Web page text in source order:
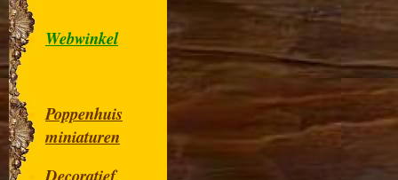
Webwinkel
Poppenhuis
miniaturen